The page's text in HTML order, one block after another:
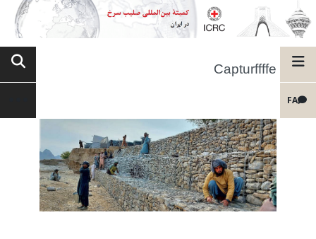
FA
Capturffffe